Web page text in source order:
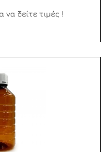
να δείτε τιμές !